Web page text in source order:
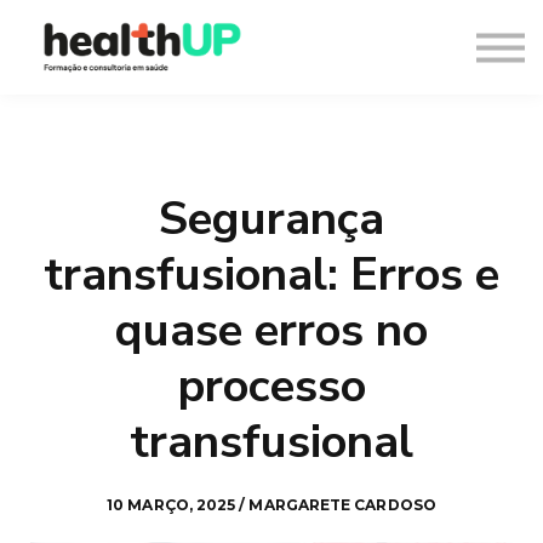
Blog
Registar
Segurança
transfusional: Erros e
quase erros no
processo
transfusional
10 MARÇO, 2025 / MARGARETE CARDOSO